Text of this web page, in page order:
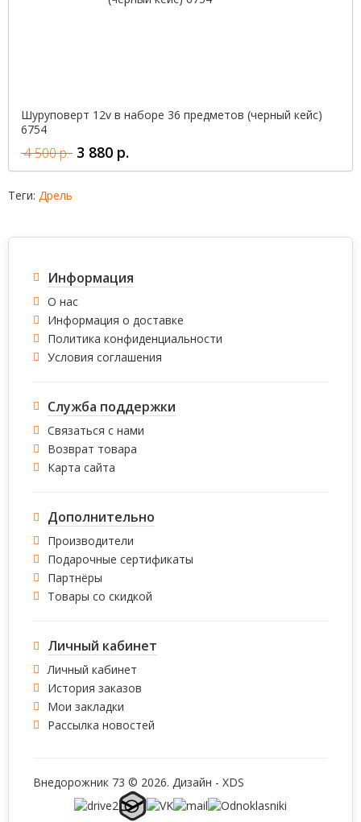
Шуруповерт 12v в наборе 36 предметов (черный кейс)
6754
4 500 р. 3 880 р.
Теги: Дрель
Информация
О нас
Информация о доставке
Политика конфиденциальности
Условия соглашения
Служба поддержки
Связаться с нами
Возврат товара
Карта сайта
Дополнительно
Производители
Подарочные сертификаты
Партнёры
Товары со скидкой
Личный кабинет
Личный кабинет
История заказов
Мои закладки
Рассылка новостей
Внедорожник 73 © 2026. Дизайн - XDS